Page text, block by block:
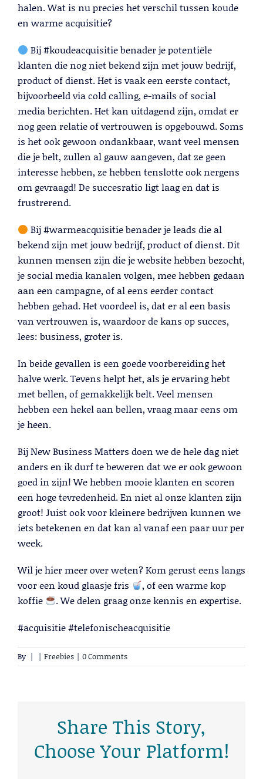
halen. Wat is nu precies het verschil tussen koude
en warme acquisitie?
Bij #koudeacquisitie benader je potentiële
klanten die nog niet bekend zijn met jouw bedrijf,
product of dienst. Het is vaak een eerste contact,
bijvoorbeeld via cold calling, e-mails of social
media berichten. Het kan uitdagend zijn, omdat er
nog geen relatie of vertrouwen is opgebouwd. Soms
is het ook gewoon ondankbaar, want veel mensen
die je belt, zullen al gauw aangeven, dat ze geen
interesse hebben, ze hebben tenslotte ook nergens
om gevraagd! De succesratio ligt laag en dat is
frustrerend.
Bij #warmeacquisitie benader je leads die al
bekend zijn met jouw bedrijf, product of dienst. Dit
kunnen mensen zijn die je website hebben bezocht,
je social media kanalen volgen, mee hebben gedaan
aan een campagne, of al eens eerder contact
hebben gehad. Het voordeel is, dat er al een basis
van vertrouwen is, waardoor de kans op succes,
lees: business, groter is.
In beide gevallen is een goede voorbereiding het
halve werk. Tevens helpt het, als je ervaring hebt
met bellen, of gemakkelijk belt. Veel mensen
hebben een hekel aan bellen, vraag maar eens om
je heen.
Bij New Business Matters doen we de hele dag niet
anders en ik durf te beweren dat we er ook gewoon
goed in zijn! We hebben mooie klanten en scoren
een hoge tevredenheid. En niet al onze klanten zijn
groot! Juist ook voor kleinere bedrijven kunnen we
iets betekenen en dat kan al vanaf een paar uur per
week.
Wil je hier meer over weten? Kom gerust eens langs
voor een koud glaasje fris
, of een warme kop
koffie
. We delen graag onze kennis en expertise.
#acquisitie #telefonischeacquisitie
By Freebies 0 Comments
Share This Story,
Choose Your Platform!
Telemarketing
Lees meer
Cold Calling
Lees meer
Trainingen
Lees meer